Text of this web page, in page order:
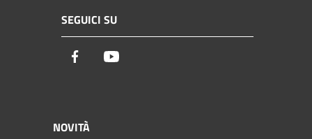
SEGUICI SU
Facebook
NOVITÀ